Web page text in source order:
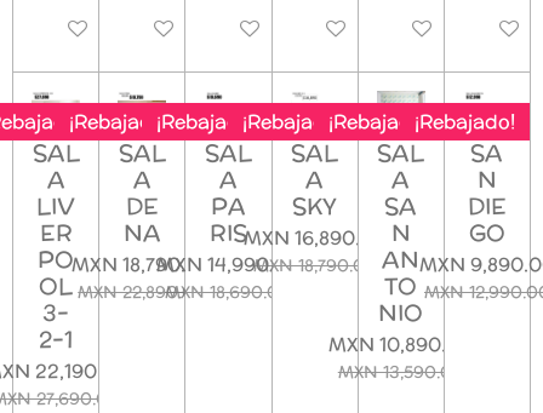
DeshabilitadoDeshabilitadoDeshabilitadoDeshabilitadoDeshabilitado
SAL
A
LIV
ER
PO
OL
3-
2-1
22,190.00
27,690.00
¡Rebajado!
SAL
A
DE
NA
MXN 18,790.00
MXN 22,890.00
¡Rebajado!
SAL
A
PA
RIS
MXN 14,990.00
MXN 18,690.00
¡Rebajado!
SAL
A
SKY
MXN 16,890.00
MXN 18,790.00
¡Rebajado!
SAL
A
SA
N
AN
TO
NIO
MXN 10,890.00
MXN 13,590.00
¡Rebajado!
SA
N
DIE
GO
MXN
MXN